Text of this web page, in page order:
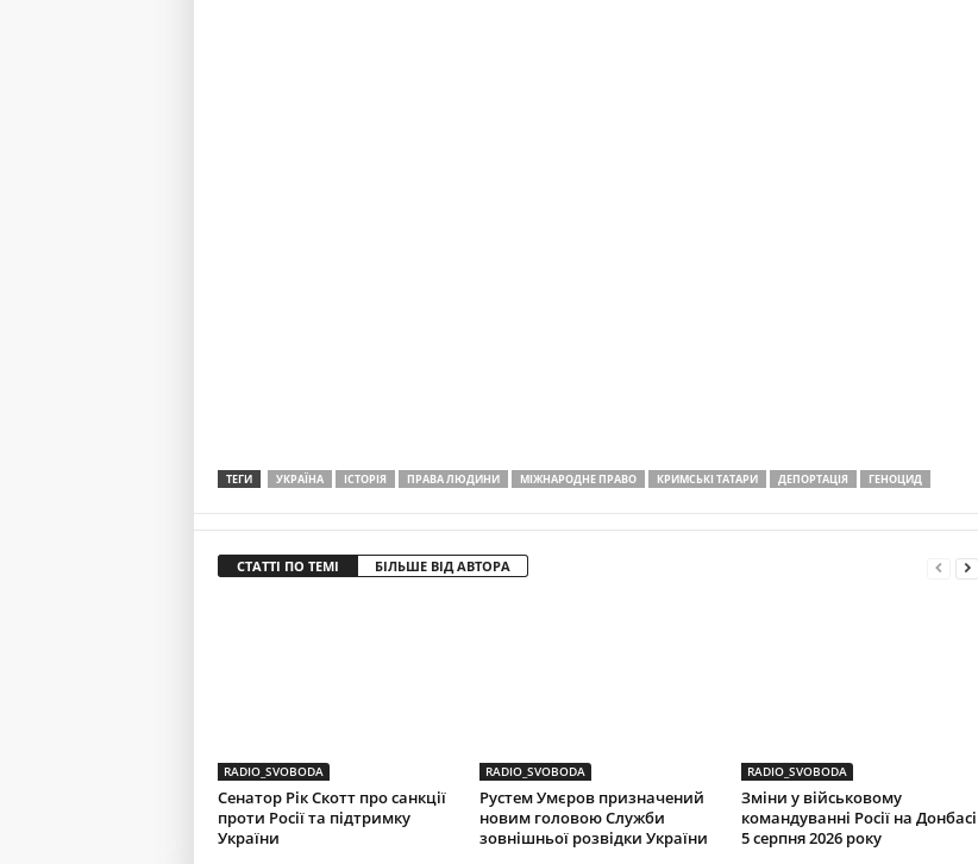
ТЕГИ УКРАЇНА ІСТОРІЯ ПРАВА ЛЮДИНИ МІЖНАРОДНЕ ПРАВО КРИМСЬКІ ТАТАРИ ДЕПОРТАЦІЯ ГЕНОЦИД
СТАТТІ ПО ТЕМІ БІЛЬШЕ ВІД АВТОРА
RADIO_SVOBODA
Сенатор Рік Скотт про санкції
проти Росії та підтримку
України
RADIO_SVOBODA
Рустем Умєров призначений
новим головою Служби
зовнішньої розвідки України
RADIO_SVOBODA
Зміни у військовому
командуванні Росії на Донбасі
5 серпня 2026 року